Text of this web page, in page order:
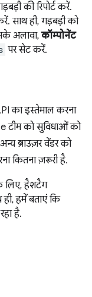
की रिपोर्ट करें.
साथ ही, गड़बड़ी को
अलावा,कॉम्पोनेंट
पर सेट करें.
का इस्तेमाल करना
टीम को सुविधाओं को
ब्राउज़र वेंडर को
कितना ज़रूरी है.
लिए, हैशटैग
हमें बताएं कि
है.